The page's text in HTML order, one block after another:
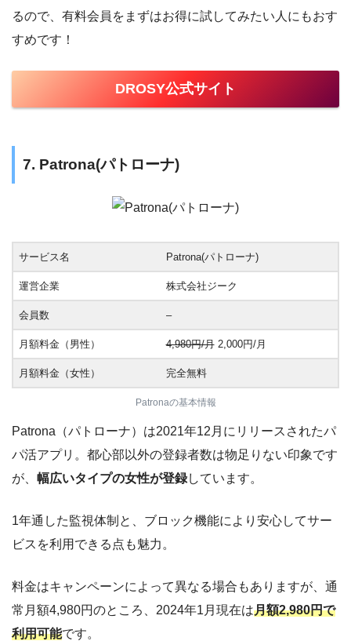
るので、有料会員をまずはお得に試してみたい人にもおす
すめです！
DROSY公式サイト
7. Patrona(パトローナ)
サービス名 Patrona(パトローナ)
運営企業 株式会社ジーク
会員数 –
月額料金（男性） 4,980円/月2,000円/月
月額料金（女性） 完全無料
Patronaの基本情報
Patrona（パトローナ）は2021年12月にリリースされたパ
パ活アプリ。都心部以外の登録者数は物足りない印象です
が、 幅広いタイプの女性が登録しています。
1年通した監視体制と、ブロック機能により安心してサー
ビスを利用できる点も魅力。
料金はキャンペーンによって異なる場合もありますが、通
常月額4,980円のところ、2024年1月現在は月額2,980円で
利用可能です。